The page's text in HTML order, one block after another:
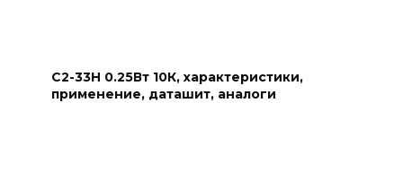
С2-33Н 0.25Вт 10К, характеристики,
применение, даташит, аналоги